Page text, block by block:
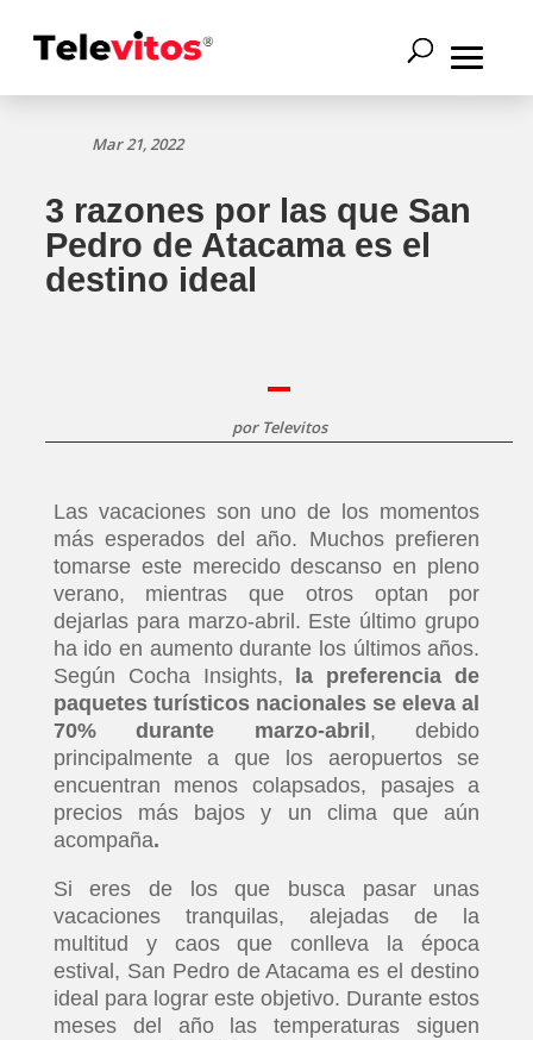
Mar 21, 2022
3 razones por las que San
Pedro de Atacama es el
destino ideal
por Televitos
Las vacaciones son uno de los momentos
más esperados del año. Muchos prefieren
tomarse este merecido descanso en pleno
verano, mientras que otros optan por
dejarlas para marzo-abril. Este último grupo
ha ido en aumento durante los últimos años.
Según Cocha Insights,
la preferencia de
paquetes turísticos nacionales se eleva al
70% durante marzo-abril , debido
principalmente a que los aeropuertos se
encuentran menos colapsados, pasajes a
precios más bajos y un clima que aún
acompaña.
Si eres de los que busca pasar unas
vacaciones tranquilas, alejadas de la
multitud y caos que conlleva la época
estival, San Pedro de Atacama es el destino
ideal para lograr este objetivo. Durante estos
meses del año las temperaturas siguen